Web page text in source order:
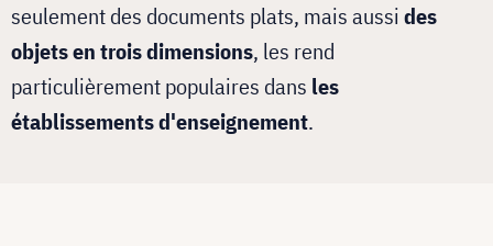
seulement des documents plats, mais aussi des
objets en trois dimensions, les rend
particulièrement populaires dans les
établissements d'enseignement.